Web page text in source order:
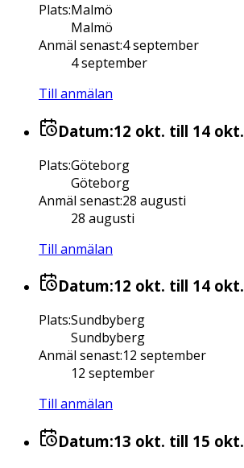
Plats:Malmö
Malmö
Anmäl senast:4 september
4 september
Till anmälan
Datum:12 okt. till 14 okt.
Plats:Göteborg
Göteborg
Anmäl senast:28 augusti
28 augusti
Till anmälan
Datum:12 okt. till 14 okt.
Plats:Sundbyberg
Sundbyberg
Anmäl senast:12 september
12 september
Till anmälan
Datum:13 okt. till 15 okt.